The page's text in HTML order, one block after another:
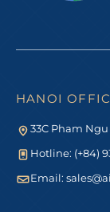
HANOI
33C Pham
Hotline: (+84)
Email: